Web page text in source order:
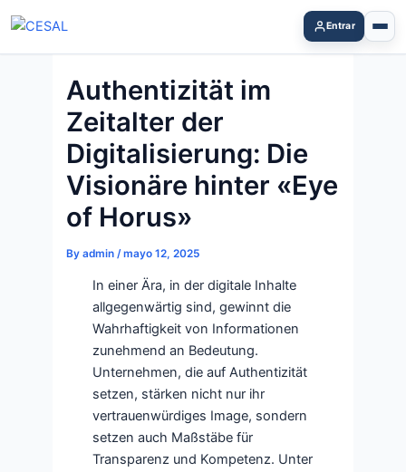
to
content
Entrar
Authentizität im
Zeitalter der
Digitalisierung: Die
Visionäre hinter «Eye
of Horus»
By admin /mayo 12, 2025
In einer Ära, in der digitale Inhalte
allgegenwärtig sind, gewinnt die
Wahrhaftigkeit von Informationen
zunehmend an Bedeutung.
Unternehmen, die auf Authentizität
setzen, stärken nicht nur ihr
vertrauenwürdiges Image, sondern
setzen auch Maßstäbe für
Transparenz und Kompetenz. Unter